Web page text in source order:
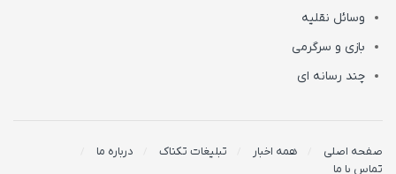
وسائل نقلیه
بازی و سرگرمی
چند رسانه ای
صفحه اصلی همه اخبار تبلیغات تکناک
درباره ما
تماس با ما